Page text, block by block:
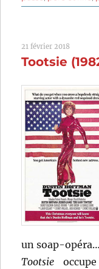
21 février 2018
Tootsie
un soap-opéra…
Tootsie